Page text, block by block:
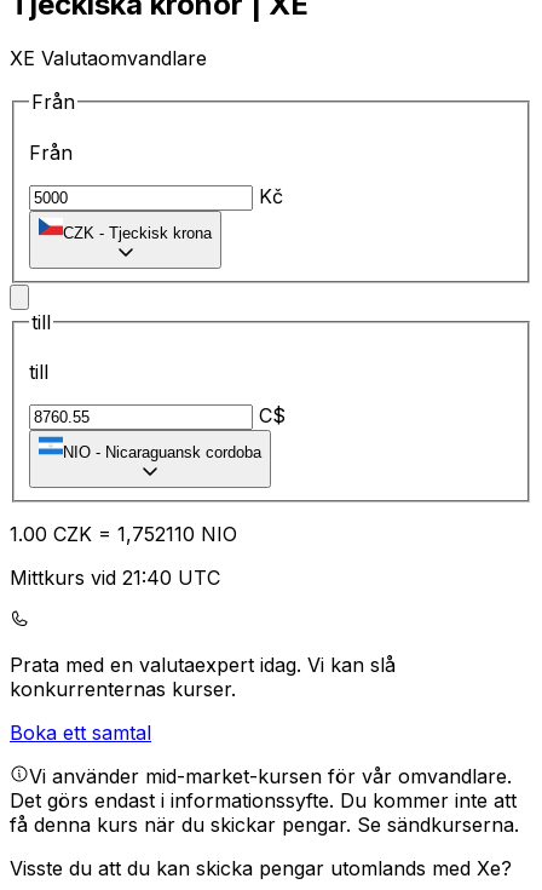
XE Valutaomvandlare
Från
Från
Kč
CZK - Tjeckisk krona
till
till
C$
NIO - Nicaraguansk cordoba
1.00 CZK = 1,752110 NIO
Mittkurs vid 21:40 UTC
Prata med en valutaexpert idag. Vi kan slå
konkurrenternas kurser.
Boka ett samtal
Vi använder mid-market-kursen för vår omvandlare.
Det görs endast i informationssyfte. Du kommer inte att
få denna kurs när du skickar pengar. Se sändkurserna.
Visste du att du kan skicka pengar utomlands med Xe?